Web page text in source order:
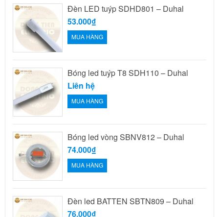
Đèn LED tuýp SDHD801 – Duhal
53.000₫
MUA HÀNG
Bóng led tuýp T8 SDH110 – Duhal
Liên hệ
MUA HÀNG
Bóng led vòng SBNV812 – Duhal
74.000₫
MUA HÀNG
Đèn led BATTEN SBTN809 – Duhal
76.000₫